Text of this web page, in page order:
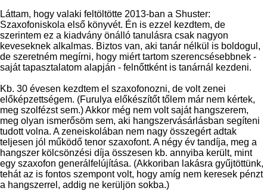
Láttam, hogy valaki feltöltötte 2013-ban a Shuster:
Szaxofoniskola első könyvét. Én is ezzel kezdtem, de
szerintem ez a kiadvány önálló tanulásra csak nagyon
keveseknek alkalmas. Biztos van, aki tanár nélkül is boldogul,
de szeretném megírni, hogy miért tartom szerencsésebbnek -
saját tapasztalatom alapján - felnőttként is tanárnál kezdeni.
Kb. 30 évesen kezdtem el szaxofonozni, de volt zenei
előképzettségem. (Furulya előkészítőt tőlem már nem kértek,
meg szolfézst sem.) Akkor még nem volt saját hangszerem,
meg olyan ismerősöm sem, aki hangszervásárlásban segíteni
tudott volna. A zeneiskolában nem nagy összegért adtak
teljesen jól működő tenor szaxofont. A négy év tandíja, meg a
hangszer kölcsönzési díja összesen kb. annyiba került, mint
egy szaxofon generálfelújítása. (Akkoriban lakásra gyűjtöttünk,
tehát az is fontos szempont volt, hogy amíg nem keresek pénzt
a hangszerrel, addig ne kerüljön sokba.)